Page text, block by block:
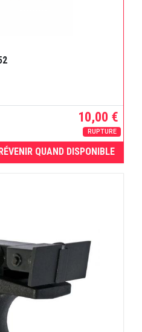
10,00 €
RUPTURE
QUAND DISPONIBLE